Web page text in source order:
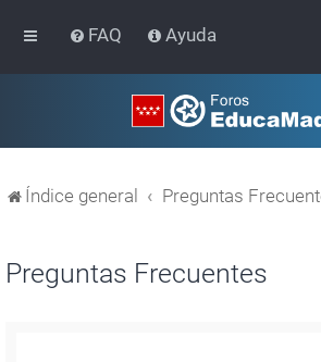
FAQ Ayuda
Índice general Preguntas
Preguntas Frecuentes